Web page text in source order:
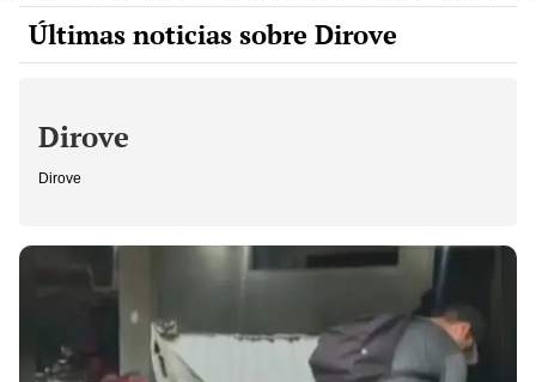
Últimas noticias sobre Dirove
Dirove
Dirove